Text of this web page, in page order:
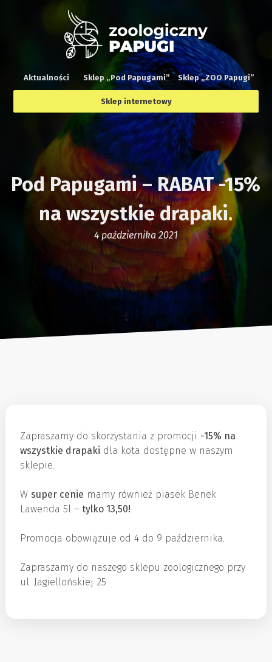
Aktualności Sklep „Pod Papugami” Sklep „ZOO Papugi”
Sklep internetowy
Pod Papugami – RABAT -15%
na wszystkie drapaki
4 października 2021
Zapraszamy do skorzystania z promocji -15% na
wszystkie drapaki dla kota dostępne w naszym
sklepie.
W super cenie mamy również piasek Benek
Lawenda 5l – tylko 13,50!
Promocja obowiązuje od 4 do 9 października.
Zapraszamy do naszego sklepu zoologicznego przy
ul. Jagiellońskiej 25